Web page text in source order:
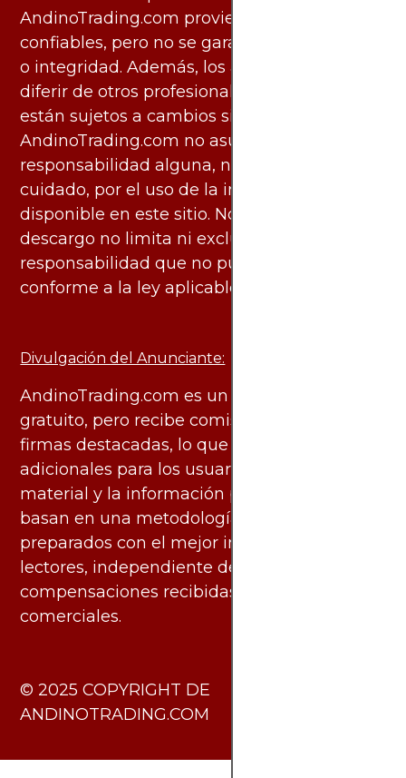
AndinoTrading.com proviene de fuentes
confiables, pero no se garantiza su exactitud
o integridad. Además, los análisis pueden
diferir de otros profesionales calificados y
están sujetos a cambios sin previo aviso.
AndinoTrading.com no asume
responsabilidad alguna, ni deber de
cuidado, por el uso de la información
disponible en este sitio. No obstante, este
descargo no limita ni excluye ninguna
responsabilidad que no pueda ser excluida
conforme a la ley aplicable.
Divulgación del Anunciante:
AndinoTrading.com es un sitio de uso
gratuito, pero recibe comisiones de algunas
firmas destacadas, lo que no genera costos
adicionales para los usuarios. Todo el
material y la información publicados se
basan en una metodología imparcial y están
preparados con el mejor interés de los
lectores, independiente de las
compensaciones recibidas de socios
comerciales.
​© 2025 COPYRIGHT DE
ANDINOTRADING.COM